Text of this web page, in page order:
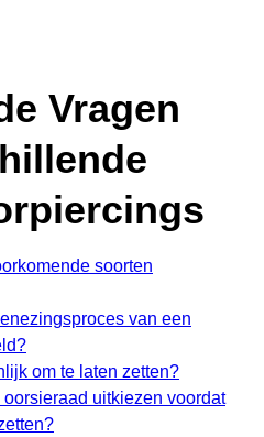
Vragen
soorten
van een
om te laten zetten?
uitkiezen voordat